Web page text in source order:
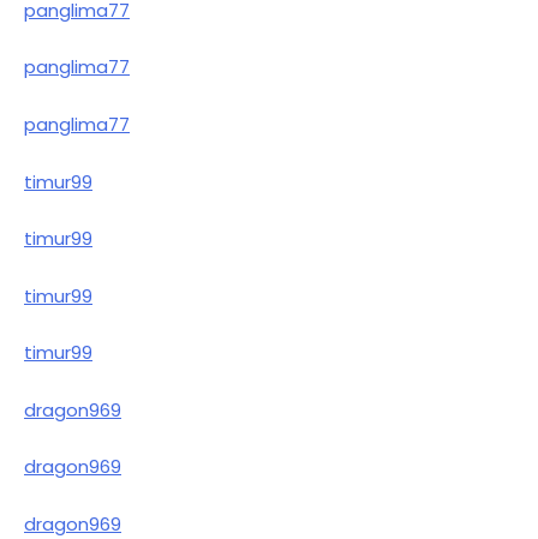
panglima77
panglima77
panglima77
timur99
timur99
timur99
timur99
dragon969
dragon969
dragon969